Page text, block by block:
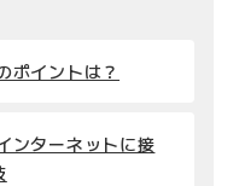
ポイントは？
ンターネットに接